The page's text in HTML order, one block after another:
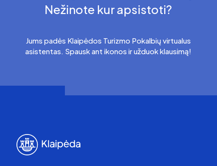
Nežinote kur apsistoti?
Jums padės Klaipėdos Turizmo Pokalbių virtualus
asistentas. Spausk ant ikonos ir užduok klausimą!